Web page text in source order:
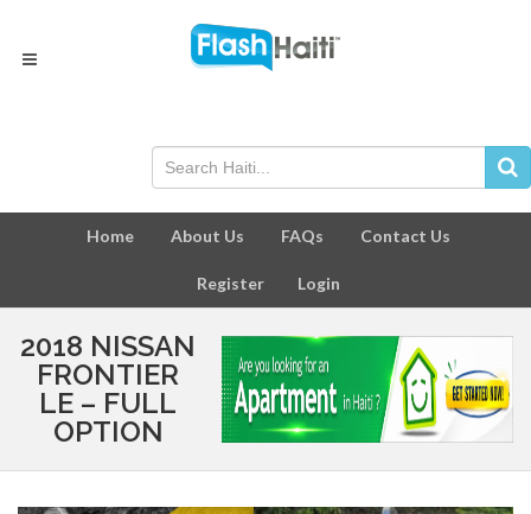
Home About Us FAQs Contact Us
Register Login
2018 NISSAN
FRONTIER
LE – FULL
OPTION